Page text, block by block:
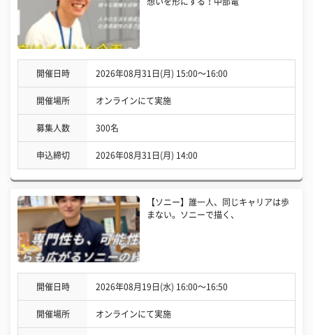
開催日時 2026年08月31日(月) 15:00〜16:00
開催場所 オンラインにて実施
募集人数 300名
申込締切 2026年08月31日(月) 14:00
【ソニー】誰一人、同じキャリアは歩
まない。ソニーで描く、
開催日時 2026年08月19日(水) 16:00〜16:50
開催場所 オンラインにて実施